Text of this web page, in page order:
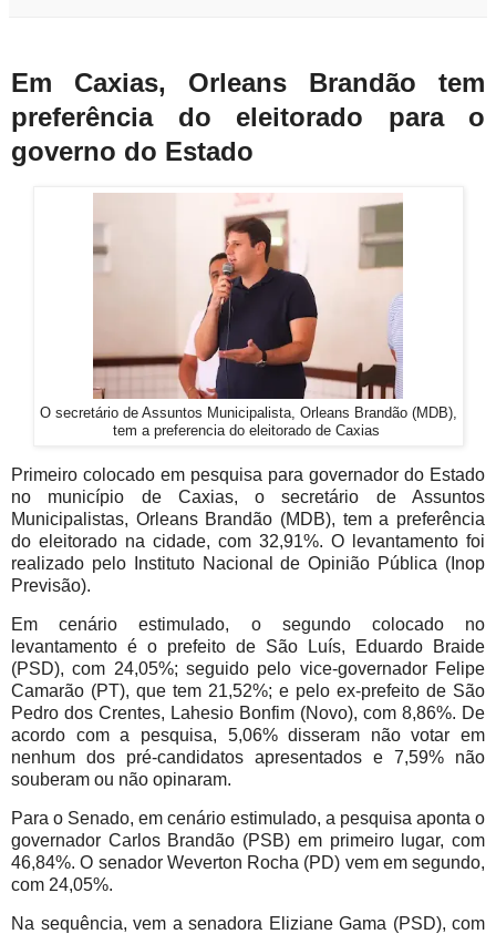
Em Caxias, Orleans Brandão tem
preferência do eleitorado para o
governo do Estado
O secretário de Assuntos Municipalista, Orleans Brandão (MDB),
tem a preferencia do eleitorado de Caxias
Primeiro colocado em pesquisa para governador do Estado
no município de Caxias, o secretário de Assuntos
Municipalistas, Orleans Brandão (MDB), tem a preferência
do eleitorado na cidade, com 32,91%. O levantamento foi
realizado pelo Instituto Nacional de Opinião Pública (Inop
Previsão).
Em cenário estimulado, o segundo colocado no
levantamento é o prefeito de São Luís, Eduardo Braide
(PSD), com 24,05%; seguido pelo vice-governador Felipe
Camarão (PT), que tem 21,52%; e pelo ex-prefeito de São
Pedro dos Crentes, Lahesio Bonfim (Novo), com 8,86%. De
acordo com a pesquisa, 5,06% disseram não votar em
nenhum dos pré-candidatos apresentados e 7,59% não
souberam ou não opinaram.
Para o Senado, em cenário estimulado, a pesquisa aponta o
governador Carlos Brandão (PSB) em primeiro lugar, com
46,84%. O senador Weverton Rocha (PD) vem em segundo,
com 24,05%.
Na sequência, vem a senadora Eliziane Gama (PSD), com